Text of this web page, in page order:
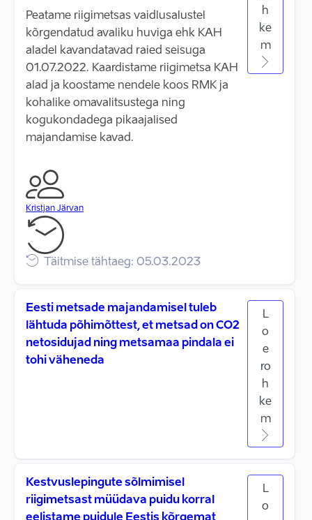
Peatame riigimetsas vaidlusalustel
kõrgendatud avaliku huviga ehk KAH
aladel kavandatavad raied seisuga
01.07.2022. Kaardistame riigimetsa KAH
alad ja koostame nendele koos RMK ja
kohalike omavalitsustega ning
kogukondadega pikaajalised
majandamise kavad.
Kristjan Järvan
Täitmise tähtaeg: 05.03.2023
h
ke
m
Eesti metsade majandamisel tuleb
lähtuda põhimõttest, et metsad on CO2
netosidujad ning metsamaa pindala ei
tohi väheneda
L
o
e
ro
h
ke
m
Kestvuslepingute sõlmimisel
riigimetsast müüdava puidu korral
L
o